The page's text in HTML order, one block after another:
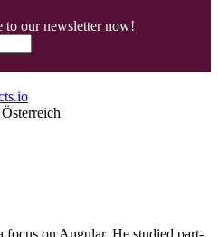
to our newsletter now!
focus on Angular. He studied part-